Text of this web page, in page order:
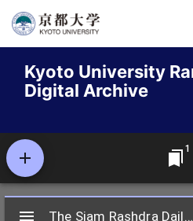
Skip
contentKyoto University
Digital Archive